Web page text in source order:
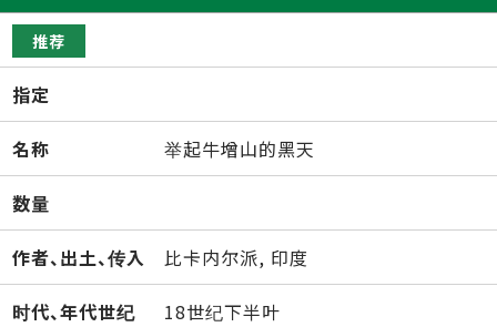
推荐
指定
名称 举起牛增山的黑天
数量
作者、出土、传入 比卡内尔派, 印度
时代、年代世纪 18世纪下半叶